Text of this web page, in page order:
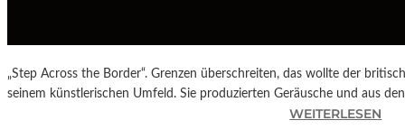
„Step Across the Border“. Grenzen überschreiten, das wollte der
seinem künstlerischen Umfeld. Sie produzierten Geräusche und aus
WEITERLESEN